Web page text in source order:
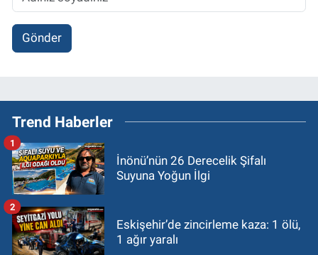
Gönder
Trend Haberler
İnönü’nün 26 Derecelik Şifalı
Suyuna Yoğun İlgi
1
Eskişehir’de zincirleme kaza: 1 ölü,
1 ağır yaralı
2